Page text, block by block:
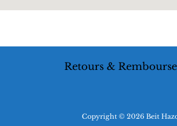
Retours &
Copyright © 2026 Beit